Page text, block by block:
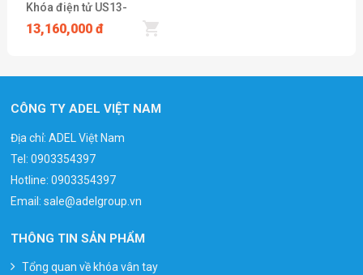
Khóa điện tử US13-
LGFC24
13,160,000 đ
CÔNG TY ADEL VIỆT NAM
Địa chỉ: ADEL Việt Nam
Tel:0903354397
Hotline:0903354397
Email:sale@adelgroup.vn
THÔNG TIN SẢN PHẨM
Tổng quan về khóa vân tay